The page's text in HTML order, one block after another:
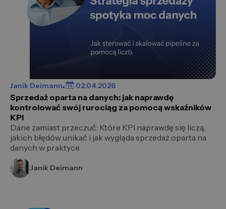
Janik Deimann 02.04.2026
Sprzedaż oparta na danych: jak naprawdę
kontrolować swój rurociąg za pomocą wskaźników
KPI
Dane zamiast przeczuć: Które KPI naprawdę się liczą,
jakich błędów unikać i jak wygląda sprzedaż oparta na
danych w praktyce.
Janik Deimann